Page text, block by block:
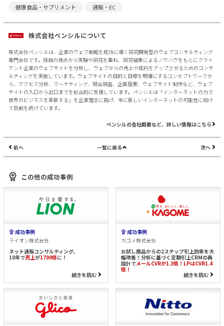
健康食品・サプリメント
通販・EC
株式会社ペンシルについて
株式会社ペンシルは、企業のウェブ戦略を成功に導く研究開発型のウェブコンサルティング
専門会社です。独自の視点から実験や研究を重ね、研究結果によるノウハウをもとにクライ
アント企業のウェブサイトを分析し、ウェブからの売上や成約をアップさせるためのコンサ
ルティングを実施しています。ウェブサイトの目的と目標を明確にするコンセプトワークか
ら、アクセス分析、マーケティング、競合調査、企画提案、ウェブサイト制作など、ウェブ
サイトの入口から出口までを総合的に支援しています。ペンシルは「インターネットの力で
世界のビジネスを革新する」を企業理念に掲げ、常に新しいインターネットの可能性に向け
て挑戦を続けています。
ペンシルの会社概要など、詳しい情報はこちら
前へ 一覧に戻る 次へ
この他の成功事例
成功事例
ライオン株式会社
ネット通販コンサルティング、
10年で売上が1700倍に！
続きを読む
成功事例
カゴメ株式会社
お試し商品からの2ステップ引上効率を大
幅改善！分析に基づく定期引上CRMの再
設計でメールCVRが1.3倍！LPはCVR1.4
倍！
続きを読む